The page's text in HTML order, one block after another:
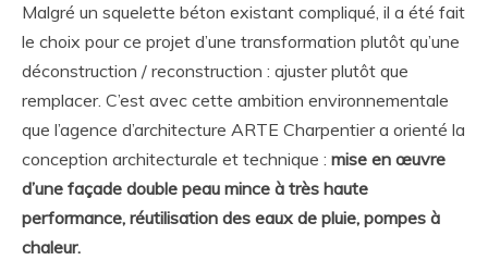
Malgré un squelette béton existant compliqué, il a été fait
le choix pour ce projet d’une transformation plutôt qu’une
déconstruction / reconstruction : ajuster plutôt que
remplacer. C’est avec cette ambition environnementale
que l’agence d’architecture ARTE Charpentier a orienté la
conception architecturale et technique : mise en œuvre
d’une façade double peau mince à très haute
performance, réutilisation des eaux de pluie, pompes à
chaleur.